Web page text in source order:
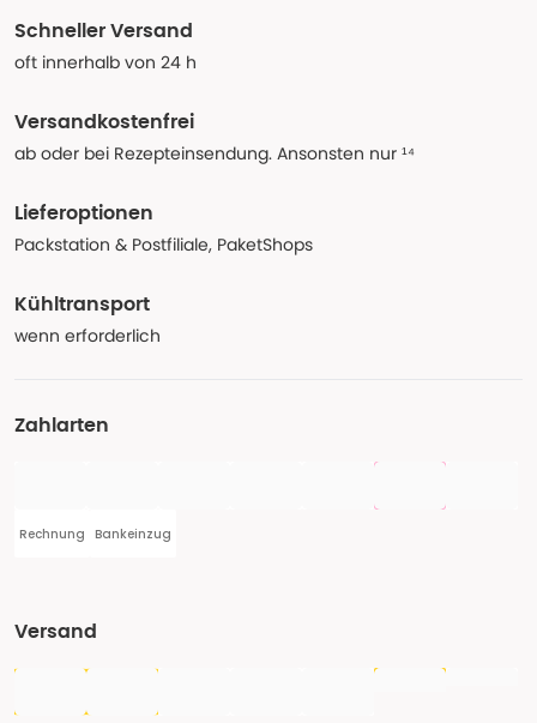
Schneller Versand
oft innerhalb von 24 h
Versandkostenfrei
ab oder bei Rezepteinsendung. Ansonsten nur ¹⁴
Lieferoptionen
Packstation & Postfiliale, PaketShops
Kühltransport
wenn erforderlich
Zahlarten
Rechnung Bankeinzug
Versand